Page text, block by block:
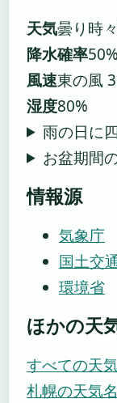
天気曇り時
降水確率50%
風速東の風
湿度80%
雨の日に
お盆期間
情報源
気象庁
国土交
環境省
ほかの天
すべての天
札幌の天気